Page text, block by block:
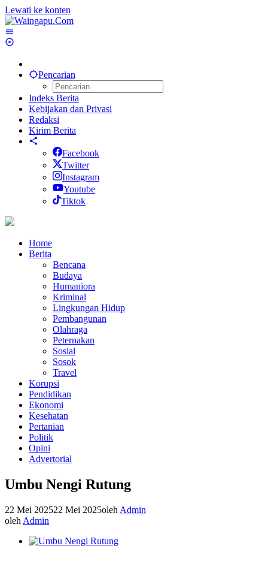
Lewati ke konten
Pencarian
Indeks Berita
Kebijakan dan Privasi
Redaksi
Kirim Berita
Facebook
Twitter
Instagram
Youtube
Tiktok
Home
Berita
Bencana
Budaya
Humaniora
Kriminal
Lingkungan Hidup
Pembangunan
Olahraga
Peternakan
Sosial
Sosok
Travel
Korupsi
Pendidikan
Ekonomi
Kesehatan
Pertanian
Politik
Opini
Advertorial
Umbu Nengi Rutung
22 Mei 202522 Mei 2025oleh Admin
oleh Admin